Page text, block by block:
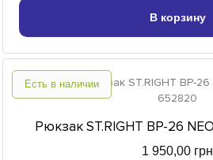
В корзину
Есть в наличии
Рюкзак ST.RIGHT BP-26
1 950,00 грн